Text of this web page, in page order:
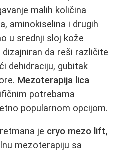
malih količina
aminokiselina i drugih
u srednji sloj kože
da reši različite
dehidraciju, gubitak
Mezoterapija lica
potrebama
popularnom opcijom.
je cryo mezo lift,
mezoterapiju sa